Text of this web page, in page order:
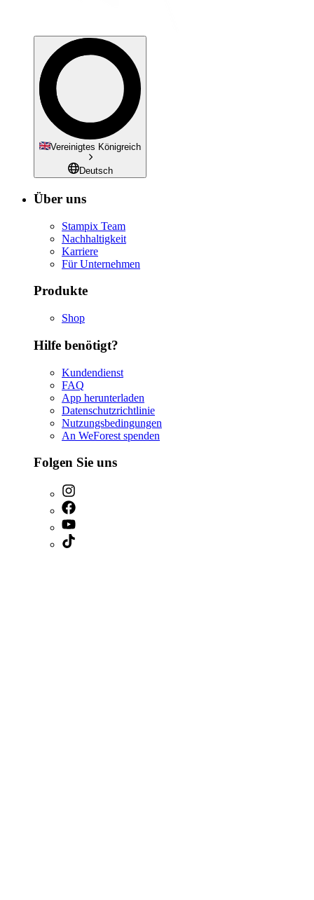
Vereinigtes Königreich
Deutsch
Über uns
Stampix Team
Nachhaltigkeit
Karriere
Für Unternehmen
Produkte
Shop
Hilfe benötigt?
Kundendienst
FAQ
App herunterladen
Datenschutzrichtlinie
Nutzungsbedingungen
An WeForest spenden
Folgen Sie uns